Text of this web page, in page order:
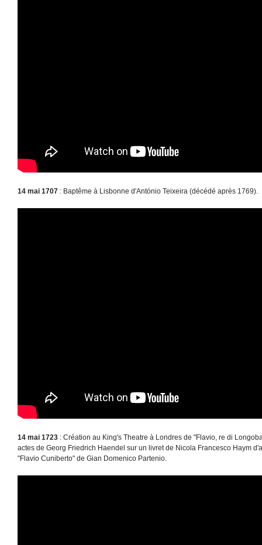
14 mai 1707 : Baptême à Lisbonne d'António Teixeira (décédé après 1769).
14 mai 1723 : Création au King's Theatre à Londres de "Flavio, re di
actes de Georg Friedrich Haendel sur un livret de Nicola Francesco Haym
"Flavio Cuniberto" de Gian Domenico Partenio.